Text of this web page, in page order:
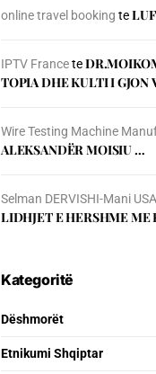
online travel booking te
IPTV Francete
TOPIA DHE KULTI I
Wire Testing Machine
ALEKSANDËR MOISIU …
Selman DERVISHI-Mani USA
LIDHJET E HERSHME ME
Kategoritë
Dëshmorët
Etnikumi Shqiptar